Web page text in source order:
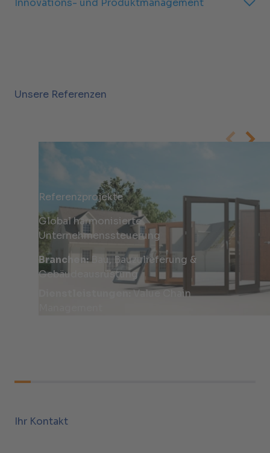
Innovations- und Produktmanagement
Unsere Referenzen
Referenzprojekte
Global harmonisierte
Unternehmenssteuerung
Branchen:Bau, Bauzulieferung &
Gebäudeausrüstung
Dienstleistungen:Value Chain
Ihr Kontakt